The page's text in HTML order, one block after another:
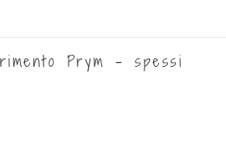
Prym - spessi